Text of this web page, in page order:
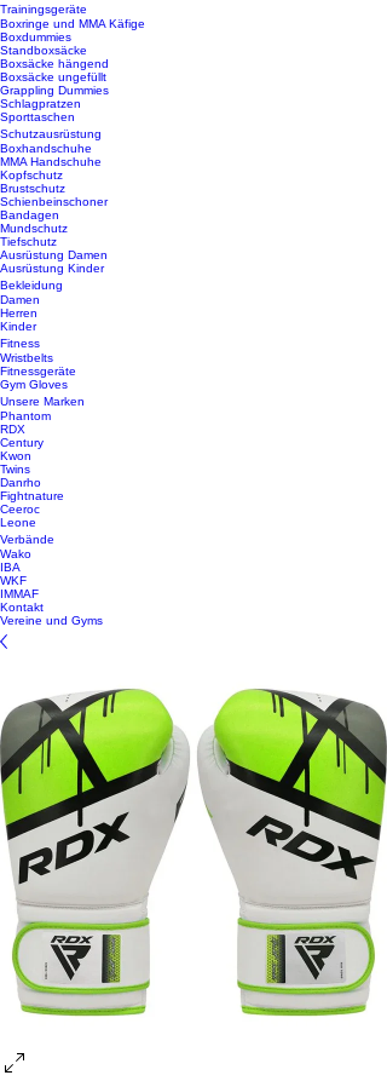
Trainingsgeräte
Boxringe und MMA Käfige
Boxdummies
Standboxsäcke
Boxsäcke hängend
Boxsäcke ungefüllt
Grappling Dummies
Schlagpratzen
Sporttaschen
Schutzausrüstung
Boxhandschuhe
MMA Handschuhe
Kopfschutz
Brustschutz
Schienbeinschoner
Bandagen
Mundschutz
Tiefschutz
Ausrüstung Damen
Ausrüstung Kinder
Bekleidung
Damen
Herren
Kinder
Fitness
Wristbelts
Fitnessgeräte
Gym Gloves
Unsere Marken
Phantom
RDX
Century
Kwon
Twins
Danrho
Fightnature
Ceeroc
Leone
Verbände
Wako
IBA
WKF
IMMAF
Kontakt
Vereine und Gyms